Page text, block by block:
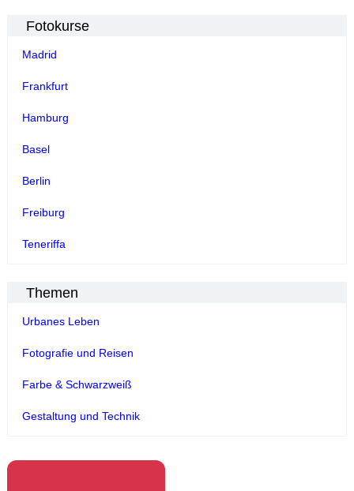
Fotokurse
Madrid
Frankfurt
Hamburg
Basel
Berlin
Freiburg
Teneriffa
Themen
Urbanes Leben
Fotografie und Reisen
Farbe & Schwarzweiß
Gestaltung und Technik